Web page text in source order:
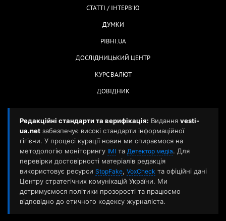
СТАТТІ / ІНТЕРВ'Ю
ДУМКИ
РІВНІ.UA
ДОСЛІДНИЦЬКИЙ ЦЕНТР
КУРС ВАЛЮТ
ДОВІДНИК
Редакційні стандарти та верифікація: Видання vesti-
ua.net забезпечує високі стандарти інформаційної
гігієни. У процесі курації новин ми спираємося на
методологію моніторингу ІМІ та Детектор медіа. Для
перевірки достовірності матеріалів редакція
використовує ресурси StopFake, VoxCheck та офіційні дані
Центру стратегічних комунікацій України. Ми
дотримуємося політики прозорості та працюємо
відповідно до етичного кодексу журналіста.